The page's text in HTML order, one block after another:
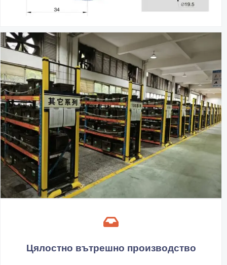
Цялостно вътрешно производство